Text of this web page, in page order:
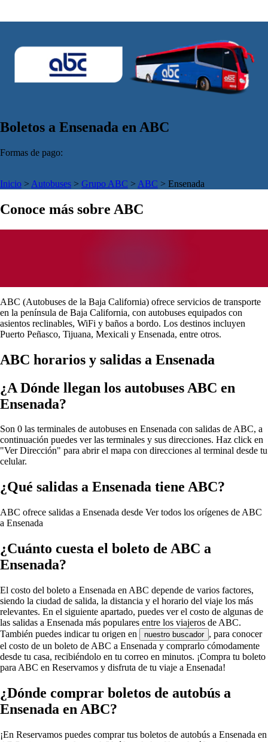
Boletos a Ensenada en ABC
Formas de pago:
Inicio > Autobuses > Grupo ABC > ABC > Ensenada
Conoce más sobre ABC
ABC (Autobuses de la Baja California) ofrece servicios de transporte
en la península de Baja California, con autobuses equipados con
asientos reclinables, WiFi y baños a bordo. Los destinos incluyen
Puerto Peñasco, Tijuana, Mexicali y Ensenada, entre otros.
ABC horarios y salidas a Ensenada
¿A Dónde llegan los autobuses ABC en
Ensenada?
Son 0 las terminales de autobuses en Ensenada con salidas de ABC, a
continuación puedes ver las terminales y sus direcciones. Haz click en
"Ver Dirección" para abrir el mapa con direcciones al terminal desde tu
celular.
¿Qué salidas a Ensenada tiene ABC?
ABC ofrece salidas a Ensenada desde Ver todos los orígenes de ABC
a Ensenada
¿Cuánto cuesta el boleto de ABC a
Ensenada?
El costo del boleto a Ensenada en ABC depende de varios factores,
siendo la ciudad de salida, la distancia y el horario del viaje los más
relevantes. En el siguiente apartado, puedes ver el costo de algunas de
las salidas a Ensenada más populares entre los viajeros de ABC.
También puedes indicar tu origen en
nuestro buscador , para conocer
el costo de un boleto de ABC a Ensenada y comprarlo cómodamente
desde tu casa, recibiéndolo en tu correo en minutos. ¡Compra tu boleto
para ABC en Reservamos y disfruta de tu viaje a Ensenada!
¿Dónde comprar boletos de autobús a
Ensenada en ABC?
¡En Reservamos puedes comprar tus boletos de autobús a Ensenada en